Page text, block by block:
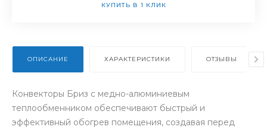
КУПИТЬ В 1 КЛИК
ОПИСАНИЕ ХАРАКТЕРИСТИКИ ОТЗЫВЫ
Конвекторы Бриз с медно-алюминиевым
теплообменником обеспечивают быстрый и
эффективный обогрев помещения, создавая перед